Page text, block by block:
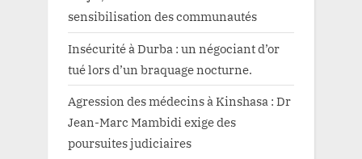
sensibilisation des communautés
Insécurité à Durba : un négociant d’or
tué lors d’un braquage nocturne.
Agression des médecins à Kinshasa : Dr
Jean-Marc Mambidi exige des
poursuites judiciaires